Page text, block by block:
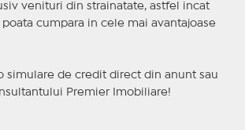
venituri din strainatate, astfel incat
cumpara in cele mai avantajoase
simulare de credit direct din anunt sau
Premier Imobiliare!